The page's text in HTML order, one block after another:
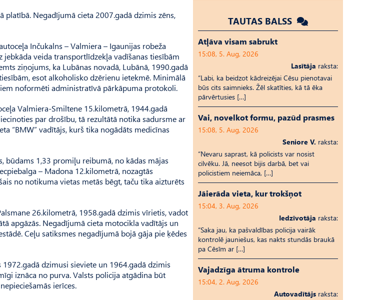
platībā. Negadījumā cieta 2007.gadā dzimis zēns,
Inčukalns – Valmiera – Igaunijas robeža
veida transportlīdzekļa vadīšanas tiesībām
ziņojums, ka Lubānas novadā, Lubānā, 1990.gadā
esot alkoholisko dzērienu ietekmē. Minimālā
noformēti administratīvā pārkāpuma protokoli.
Valmiera-Smiltene 15.kilometrā, 1944.gadā
par drošību, tā rezultātā notika sadursme ar
“BMW” vadītājs, kurš tika nogādāts medicīnas
būdams 1,33 promiļu reibumā, no kādas mājas
– Madona 12.kilometrā, nozagtās
no notikuma vietas metās bēgt, taču tika aizturēts
26.kilometrā, 1958.gadā dzimis vīrietis, vadot
apgāzās. Negadījumā cieta motocikla vadītājs un
Ceļu satiksmes negadījumā bojā gāja pie ķēdes
1972.gadā dzimusi sieviete un 1964.gadā dzimis
iznāca no purva. Valsts policija atgādina būt
ierīces.
TAUTAS BALSS
Atļāva visam sabrukt
15:08, 5. Aug, 2026
Lasītāja raksta:
“Labi, ka beidzot kādreizējai Cēsu pienotavai
būs cits saimnieks. Žēl skatīties, kā tā ēka
pārvērtusies […]
Vai, novelkot formu, pazūd prasmes
15:08, 5. Aug, 2026
Seniore V. raksta:
“Nevaru saprast, kā policists var nosist
cilvēku. Jā, neesot bijis darbā, bet vai
policistiem neiemāca, […]
Jāierāda vieta, kur trokšņot
15:04, 3. Aug, 2026
Iedzīvotāja raksta:
“Saka jau, ka pašvaldības policija vairāk
kontrolē jauniešus, kas nakts stundās braukā
pa Cēsīm ar […]
Vajadzīga ātruma kontrole
15:04, 2. Aug, 2026
Autovadītājs raksta: